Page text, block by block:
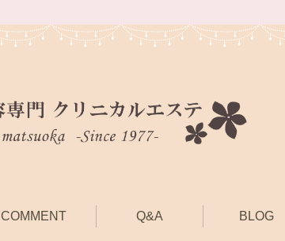
COMMENT Q&A BLOG